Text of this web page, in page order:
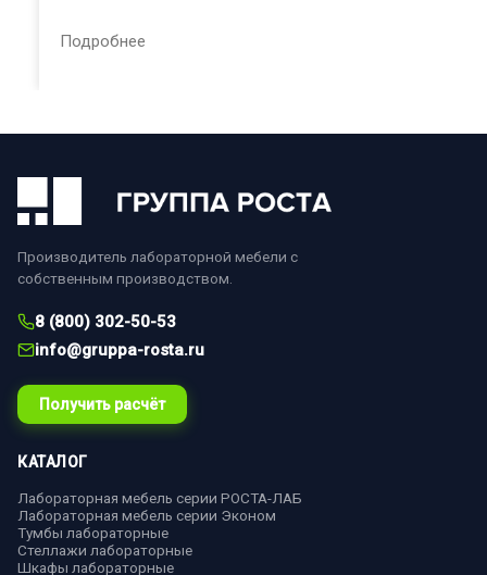
Подробнее
Производитель лабораторной мебели с
собственным производством.
8 (800) 302-50-53
info@gruppa-rosta.ru
Получить расчёт
КАТАЛОГ
Лабораторная мебель серии РОСТА-ЛАБ
Лабораторная мебель серии Эконом
Тумбы лабораторные
Стеллажи лабораторные
Шкафы лабораторные